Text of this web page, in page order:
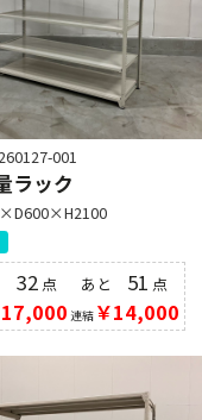
001
ラック
32点
17,000
あと 51 点
連結￥14,000